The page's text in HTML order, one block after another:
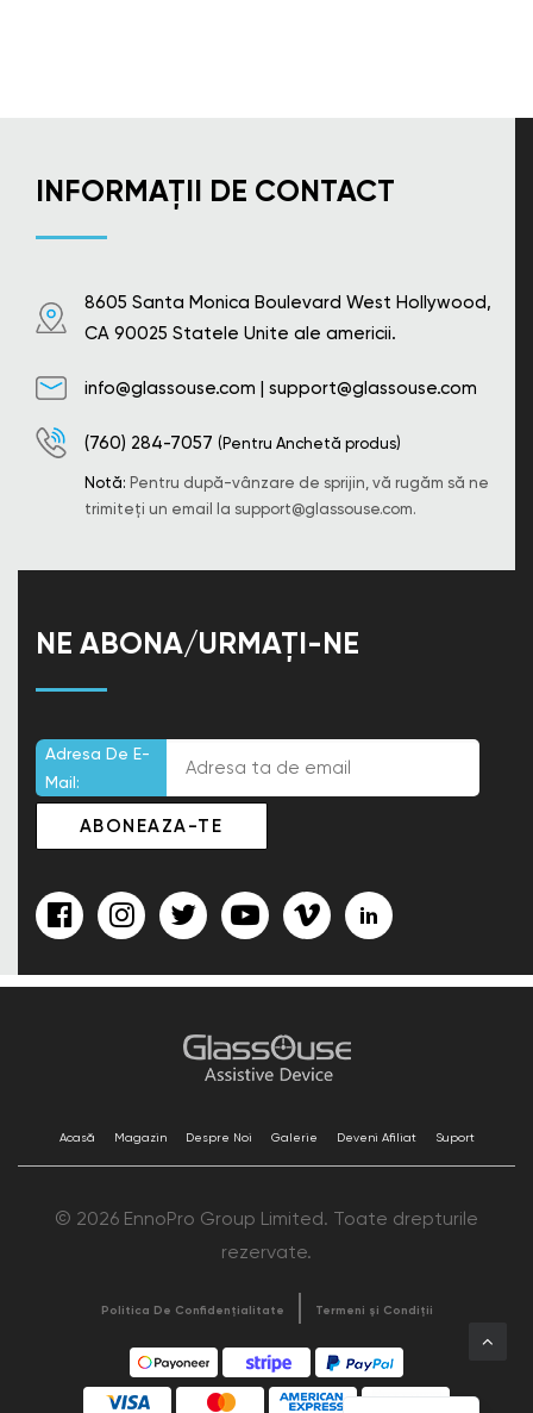
INFORMAȚII DE CONTACT
8605 Santa Monica Boulevard West Hollywood,
CA 90025 Statele Unite ale americii.
info@glassouse.com | support@glassouse.com
(760) 284-7057 (Pentru Anchetă produs)
Notă: Pentru după-vânzare de sprijin, vă rugăm să ne
trimiteți un email la support@glassouse.com.
NE ABONA/URMAȚI-NE
Adresa De E-
Mail:
Acasă Magazin Despre Noi Galerie Deveni Afiliat Suport
© 2026 EnnoPro Group Limited. Toate drepturile
rezervate.
Politica De Confidențialitate Termeni și Condiții